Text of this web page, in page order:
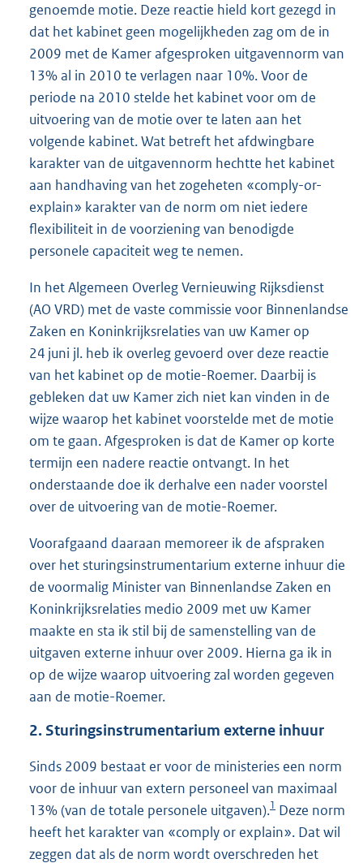
genoemde motie. Deze reactie hield kort gezegd in
dat het kabinet geen mogelijkheden zag om de in
2009 met de Kamer afgesproken uitgavennorm van
13% al in 2010 te verlagen naar 10%. Voor de
periode na 2010 stelde het kabinet voor om de
uitvoering van de motie over te laten aan het
volgende kabinet. Wat betreft het afdwingbare
karakter van de uitgavennorm hechtte het kabinet
aan handhaving van het zogeheten «comply-or-
explain» karakter van de norm om niet iedere
flexibiliteit in de voorziening van benodigde
personele capaciteit weg te nemen.
In het Algemeen Overleg Vernieuwing Rijksdienst
(AO VRD) met de vaste commissie voor Binnenlandse
Zaken en Koninkrijksrelaties van uw Kamer op
24 juni jl. heb ik overleg gevoerd over deze reactie
van het kabinet op de motie-Roemer. Daarbij is
gebleken dat uw Kamer zich niet kan vinden in de
wijze waarop het kabinet voorstelde met de motie
om te gaan. Afgesproken is dat de Kamer op korte
termijn een nadere reactie ontvangt. In het
onderstaande doe ik derhalve een nader voorstel
over de uitvoering van de motie-Roemer.
Voorafgaand daaraan memoreer ik de afspraken
over het sturingsinstrumentarium externe inhuur die
de voormalig Minister van Binnenlandse Zaken en
Koninkrijksrelaties medio 2009 met uw Kamer
maakte en sta ik stil bij de samenstelling van de
uitgaven externe inhuur over 2009. Hierna ga ik in
op de wijze waarop uitvoering zal worden gegeven
aan de motie-Roemer.
2. Sturingsinstrumentarium externe inhuur
Sinds 2009 bestaat er voor de ministeries een norm
voor de inhuur van extern personeel van maximaal
13% (van de totale personele uitgaven).1 Deze norm
heeft het karakter van «comply or explain». Dat wil
zeggen dat als de norm wordt overschreden het